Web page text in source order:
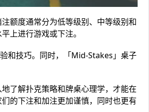
额度通常分为低等级别、中等级别和
上进行游戏或下注。
和技巧。同时，「Mid-Stakes」桌子
了解扑克策略和牌桌心理学，才能在
的下注和加注更加谨慎，同时也更有